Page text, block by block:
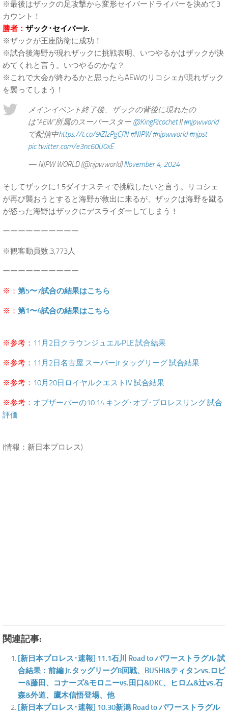
※最後はザックの足攻撃から変形セイバードライバーを決めて3
カウント！
勝者： ザック･セイバーJr.
※ザックが王座防衛に成功！
※試合後海野が現れザックに挑戦表明、いつやるかはザックが決
めてくれと言う。いつやるのかな？
※これで大会が終わるかと思ったらAEWのリコシェが現れザック
を襲ってしまう！
メインイベント終了後、ザックの背後に現れたの
は”AEW”所属のスーパースター @KingRicochet‼️#njpwworld
で配信中https://t.co/9iZJzPgCfN #NJPW #njpwworld #njpst
pic.twitter.com/e3nc60U0xE
— NJPW WORLD (@njpwworld)November 4, 2024
そしてザックに1.5ダイナスティで挑戦したいと言う。リコシェ
が再び襲おうとすると海野が救出に来るが、ザックは海野を蹴る
が怒った海野はザックにデスライダーしてしまう！
ーーーーーーーーーー
※観客動員数:3,773人
ーーーーーーーーーー
※： 第5〜7試合の結果はこちら
※： 第1〜4試合の結果はこちら
※参考： 11月2日クラウンジュエルPLE 試合結果
※参考： 11月2日名古屋 スーパーJr.タッグリーグ 試合結果
※参考： 10月20日ロイヤルクエストIV 試合結果
※参考： オブザーバーの10.14 キング･オブ･プロレスリング 試合
評価
(情報：新日本プロレス)
関連記事:
[新日本プロレス･速報] 11.1石川 Road to パワーストラグル 試
合結果：前編 Jr.タッグリーグ8回戦、BUSHI&ティタンvs.ロビ
ー&藤田、コナーズ&モロニーvs.田口&DKC、ヒロム&辻vs.石
森&外道、鷹木信悟登場、他
[新日本プロレス･速報] 10.30新潟 Road to パワーストラグル